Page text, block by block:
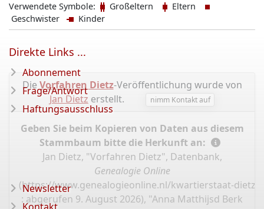
Verwendete Symbole:
Großeltern
Eltern
Geschwister
Kinder
Die Vorfahren Dietz-Veröffentlichung wurde von
Jan Dietz erstellt. nimm Kontakt auf
Geben Sie beim Kopieren von Daten aus diesem
Stammbaum bitte die Herkunft an:
Jan Dietz, "Vorfahren Dietz", Datenbank,
Genealogie Online
(https://www.genealogieonline.nl/kwartierstaat-dietz/
: abgerufen 9. August 2026), "Anna Matthijsd Berk
Direkte Links ...
Abonnement
Frage/Antwort
Haftungsausschluss
Newsletter